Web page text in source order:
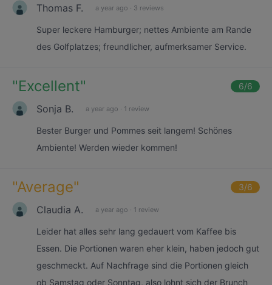
Thomas F. a year ago · 3 reviews
Super leckere Hamburger; nettes Ambiente am Rande
des Golfplatzes; freundlicher, aufmerksamer Service.
"Excellent" 6/6
Sonja B. a year ago · 1 review
Bester Burger und Pommes seit langem! Schönes
Ambiente! Werden wieder kommen!
"Average" 3/6
Claudia A. a year ago · 1 review
Leider hat alles sehr lang gedauert vom Kaffee bis
Essen. Die Portionen waren eher klein, haben jedoch gut
geschmeckt. Auf Nachfrage sind die Portionen gleich
ob Samstag oder Sonntag, also lohnt sich der Brunch